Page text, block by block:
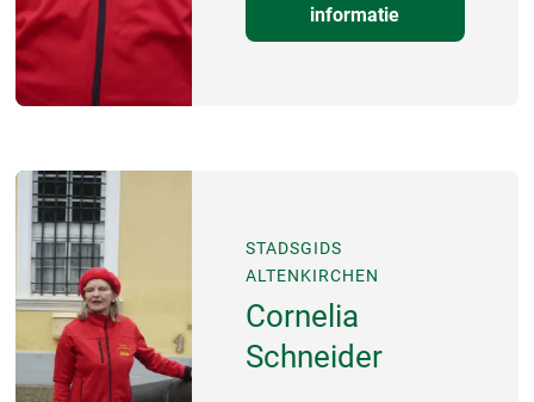
informatie
STADSGIDS
ALTENKIRCHEN
Cornelia
Schneider